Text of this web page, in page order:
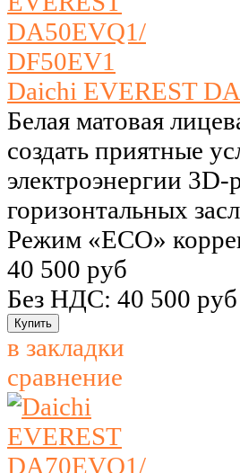
Daichi EVEREST
Белая матовая
создать приятные
электроэнергии 3D-
горизонтальных
Режим «ECO»
40 500 руб
Без НДС: 40 500 руб
в закладки
сравнение